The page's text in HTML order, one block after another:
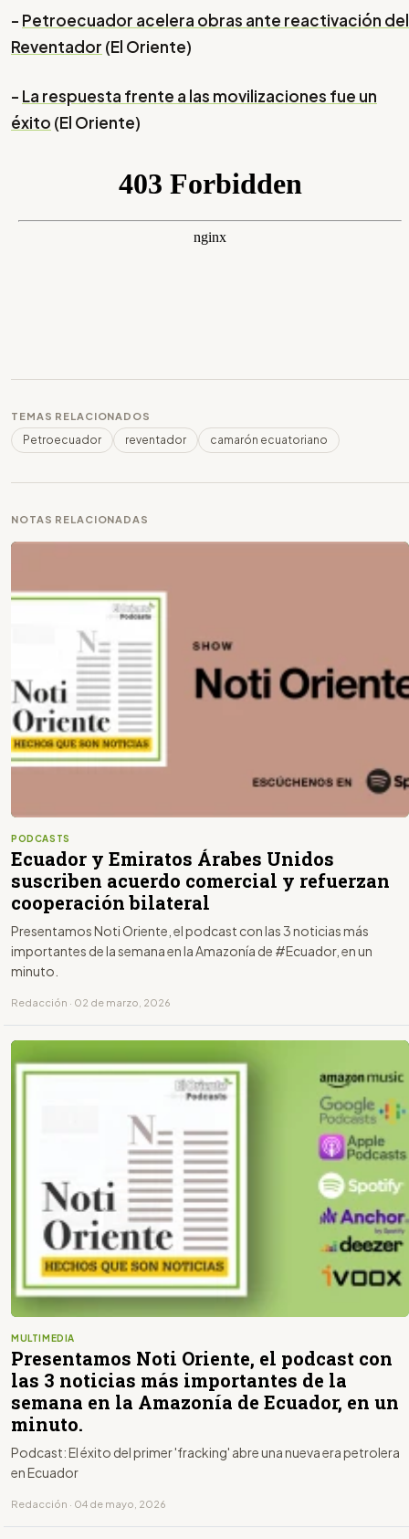
- Petroecuador acelera obras ante reactivación del
Reventador (El Oriente)
- La respuesta frente a las movilizaciones fue un
éxito (El Oriente)
TEMAS RELACIONADOS
Petroecuador reventador camarón ecuatoriano
NOTAS RELACIONADAS
PODCASTS
Ecuador y Emiratos Árabes Unidos
suscriben acuerdo comercial y refuerzan
cooperación bilateral
Presentamos Noti Oriente, el podcast con las 3 noticias más
importantes de la semana en la Amazonía de #Ecuador, en un
minuto.
Redacción · 02 de marzo, 2026
MULTIMEDIA
Presentamos Noti Oriente, el podcast con
las 3 noticias más importantes de la
semana en la Amazonía de Ecuador, en un
minuto.
Podcast: El éxito del primer 'fracking' abre una nueva era petrolera
en Ecuador
Redacción · 04 de mayo, 2026